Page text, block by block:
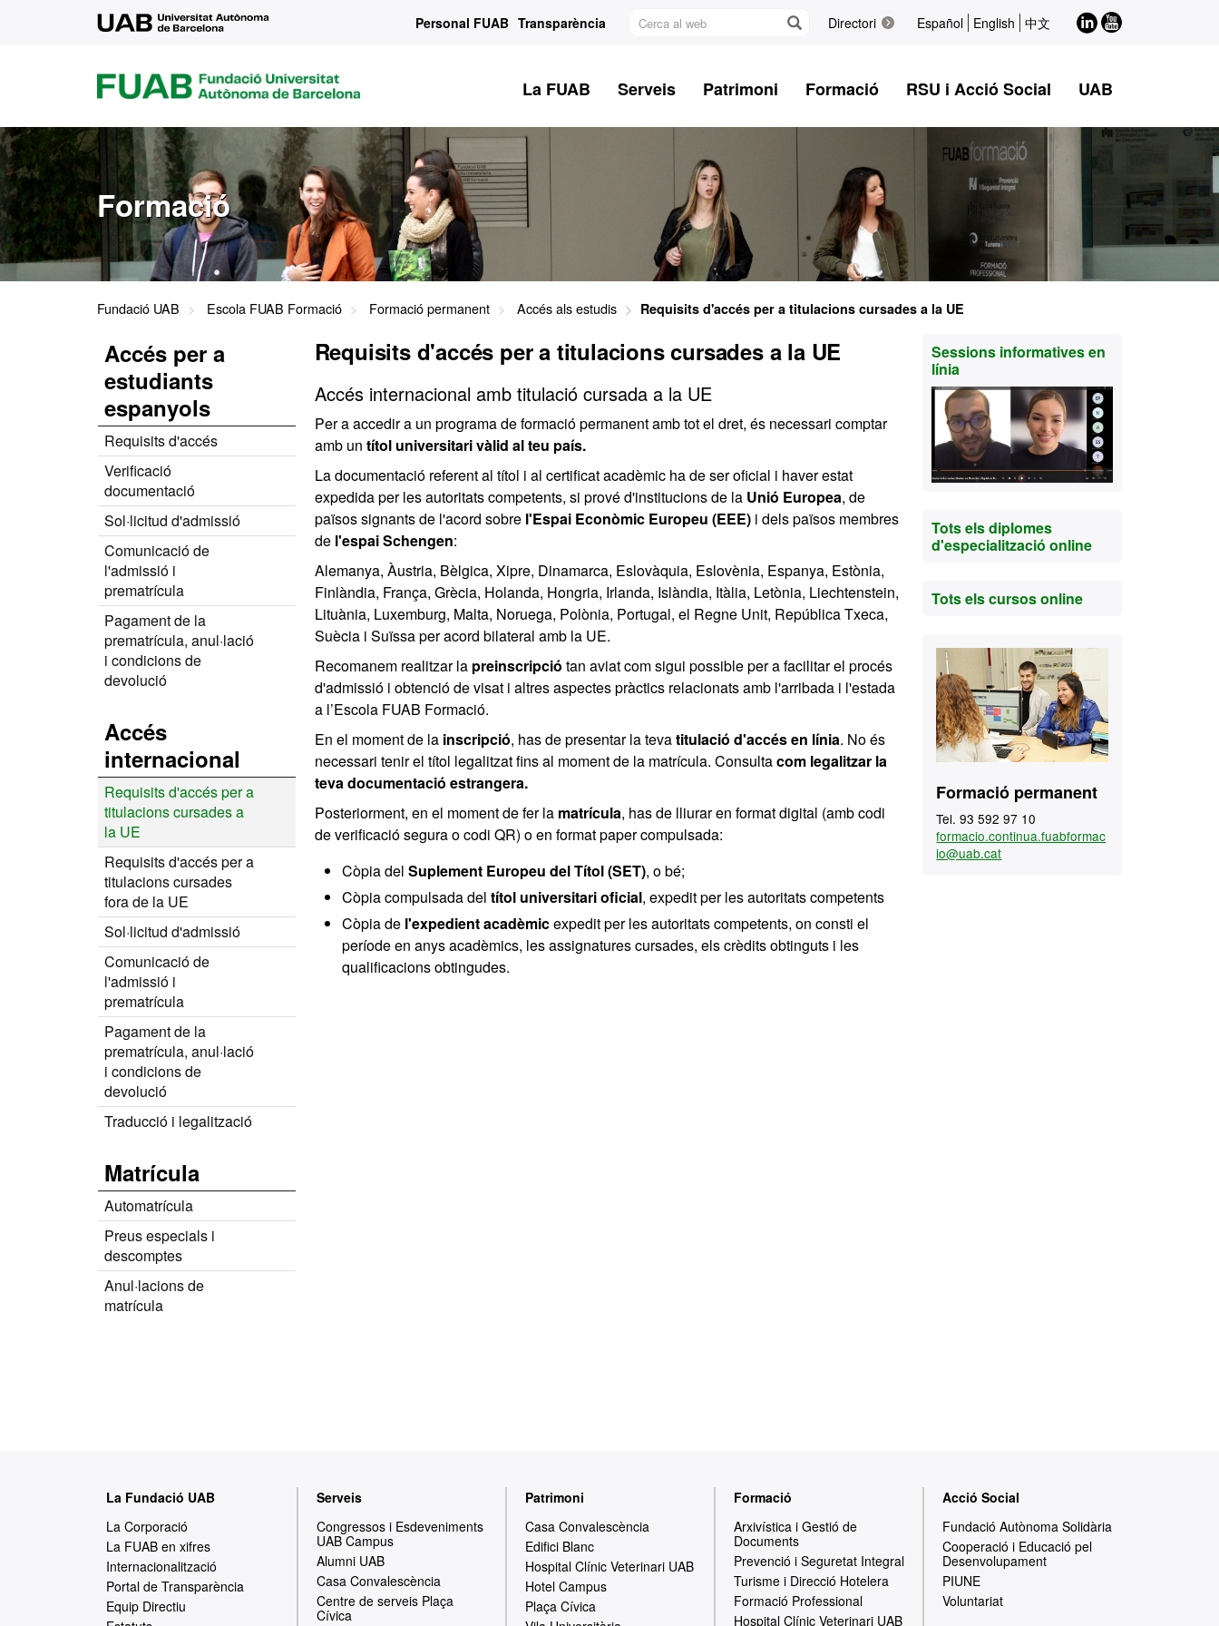
Personal FUAB Transparència
Cerca
Directori Español English 中文 LinkedIn
Youtube
FUAB
FUNDACIÓ
UNIVERSITAT
AUTÒNOMA
DE
BARCELONA
La FUAB Serveis Patrimoni Formació RSU i Acció Social UAB
Formació
Fundació UAB Escola FUAB Formació Formació permanent Accés als estudis Requisits d'accés per a titulacions cursades a la UE
Accés per a
estudiants
espanyols
Requisits d'accés
Verificació
documentació
Sol·licitud d'admissió
Comunicació de
l'admissió i
prematrícula
Pagament de la
prematrícula, anul·lació
i condicions de
devolució
Accés
internacional
Requisits d'accés per a
titulacions cursades a
la UE
Requisits d'accés per a
titulacions cursades
fora de la UE
Sol·licitud d'admissió
Comunicació de
l'admissió i
prematrícula
Pagament de la
prematrícula, anul·lació
i condicions de
devolució
Traducció i legalització
Matrícula
Automatrícula
Preus especials i
descomptes
Anul·lacions de
matrícula
Requisits d'accés per a titulacions cursades a la UE
Accés internacional amb titulació cursada a la UE
Per a accedir a un programa de formació permanent amb tot el dret, és necessari comptar
amb un títol universitari vàlid al teu país.
La documentació referent al títol i al certificat acadèmic ha de ser oficial i haver estat
expedida per les autoritats competents, si prové d'institucions de la Unió Europea, de
països signants de l'acord sobre l'Espai Econòmic Europeu (EEE)i dels països membres
de l'espai Schengen:
Alemanya, Àustria, Bèlgica, Xipre, Dinamarca, Eslovàquia, Eslovènia, Espanya, Estònia,
Finlàndia, França, Grècia, Holanda, Hongria, Irlanda, Islàndia, Itàlia, Letònia, Liechtenstein,
Lituània, Luxemburg, Malta, Noruega, Polònia, Portugal, el Regne Unit, República Txeca,
Suècia i Suïssa per acord bilateral amb la UE.
Recomanem realitzar la preinscripció tan aviat com sigui possible per a facilitar el procés
d'admissió i obtenció de visat i altres aspectes pràctics relacionats amb l'arribada i l'estada
a l’Escola FUAB Formació.
En el moment de la inscripció, has de presentar la tevatitulació d'accés en línia. No és
necessari tenir el títol legalitzat fins al moment de la matrícula. Consultacom legalitzar la
teva documentació estrangera.
Posteriorment, en el moment de fer la matrícula, has de lliurar en format digital (amb codi
de verificació segura o codi QR) o en format paper compulsada:
Còpia del Suplement Europeu del Títol (SET), o bé;
Còpia compulsada del títol universitari oficial, expedit per les autoritats competents
Còpia de l'expedient acadèmicexpedit per les autoritats competents, on consti el
període en anys acadèmics, les assignatures cursades, els crèdits obtinguts i les
qualificacions obtingudes.
Informació
complementària
Sessions informatives en
línia
Tots els diplomes
d'especialització online
Tots els cursos online
Contacte
Formació permanent
Tel. 93 592 97 10
formacio.continua.fuabformac
io@uab.cat
La Fundació UAB
La Corporació
La FUAB en xifres
Internacionalització
Portal de Transparència
Equip Directiu
Serveis
Congressos i Esdeveniments
UAB Campus
Alumni UAB
Casa Convalescència
Centre de serveis Plaça
Cívica
Patrimoni
Casa Convalescència
Edifici Blanc
Hospital Clínic Veterinari UAB
Hotel Campus
Plaça Cívica
Formació
Arxivística i Gestió de
Documents
Prevenció i Seguretat Integral
Turisme i Direcció Hotelera
Formació Professional
Hospital Clínic Veterinari UAB
Acció Social
Fundació Autònoma Solidària
Cooperació i Educació pel
Desenvolupament
PIUNE
Voluntariat